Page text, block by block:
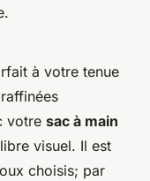
à votre tenue
votre sac à main
visuel. Il est
choisis; par